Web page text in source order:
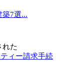
築7選...
れた
ィー請求手続